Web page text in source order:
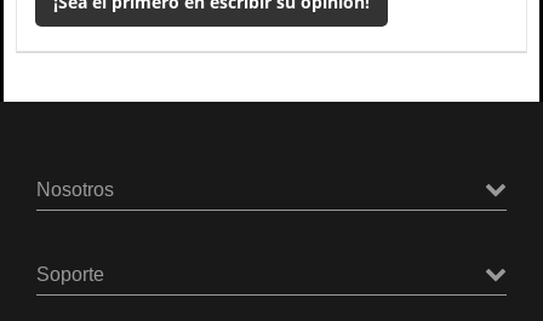
Nosotros
Soporte